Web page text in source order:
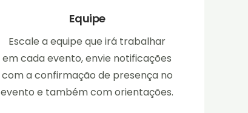
Equipe
Escale a equipe que irá trabalhar
em cada evento, envie notificações
com a confirmação de presença no
evento e também com orientações.